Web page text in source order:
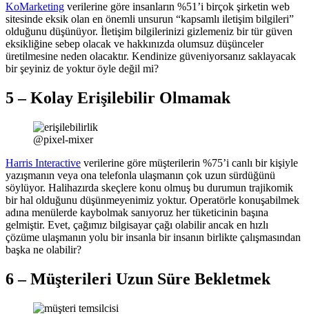
KoMarketing verilerine göre insanların %51’i birçok şirketin web
sitesinde eksik olan en önemli unsurun “kapsamlı iletişim bilgileri”
olduğunu düşünüyor. İletişim bilgilerinizi gizlemeniz bir tür güven
eksikliğine sebep olacak ve hakkınızda olumsuz düşünceler
üretilmesine neden olacaktır. Kendinize güveniyorsanız saklayacak
bir şeyiniz de yoktur öyle değil mi?
5 – Kolay Erişilebilir Olmamak
@pixel-mixer
Harris Interactive verilerine göre müşterilerin %75’i canlı bir kişiyle
yazışmanın veya ona telefonla ulaşmanın çok uzun sürdüğünü
söylüyor. Halihazırda skeçlere konu olmuş bu durumun trajikomik
bir hal olduğunu düşünmeyenimiz yoktur. Operatörle konuşabilmek
adına menülerde kaybolmak sanıyoruz her tüketicinin başına
gelmiştir. Evet, çağımız bilgisayar çağı olabilir ancak en hızlı
çözüme ulaşmanın yolu bir insanla bir insanın birlikte çalışmasından
başka ne olabilir?
6 – Müşterileri Uzun Süre Bekletmek